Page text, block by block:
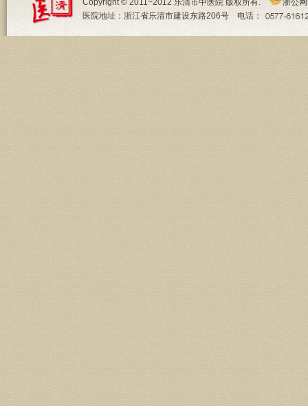
Copyright © 2011~2012 乐清市中医院 版权所有.
浙公
医院地址：浙江省乐清市建设东路206号 电话：